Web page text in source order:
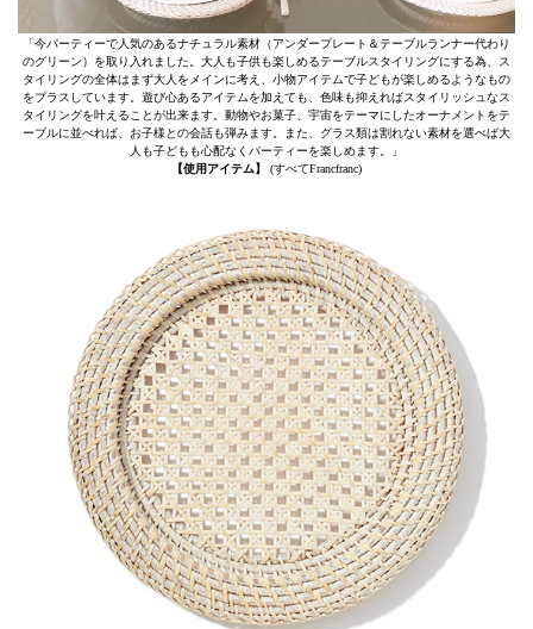
「今パーティーで人気のあるナチュラル素材（アンダープレート＆テーブルランナー代わり
のグリーン）を取り入れました。大人も子供も楽しめるテーブルスタイリングにする為、ス
タイリングの全体はまず大人をメインに考え、小物アイテムで子どもが楽しめるようなもの
をプラスしています。遊び心あるアイテムを加えても、色味も抑えればスタイリッシュなス
タイリングを叶えることが出来ます。動物やお菓子、宇宙をテーマにしたオーナメントをテ
ーブルに並べれば、お子様との会話も弾みます。また、グラス類は割れない素材を選べば大
人も子どもも心配なくパーティーを楽しめます。」
【使用アイテム】
(すべてFrancfranc)